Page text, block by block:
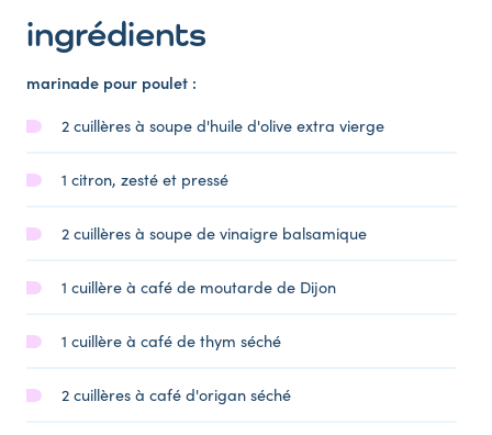
ingrédients
marinade pour poulet :
2 cuillères à soupe d'huile d'olive extra vierge
1 citron, zesté et pressé
2 cuillères à soupe de vinaigre balsamique
1 cuillère à café de moutarde de Dijon
1 cuillère à café de thym séché
2 cuillères à café d'origan séché